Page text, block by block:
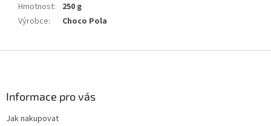
Hmotnost:
250 g
Výrobce: Choco Pola
Informace pro vás
Jak nakupovat